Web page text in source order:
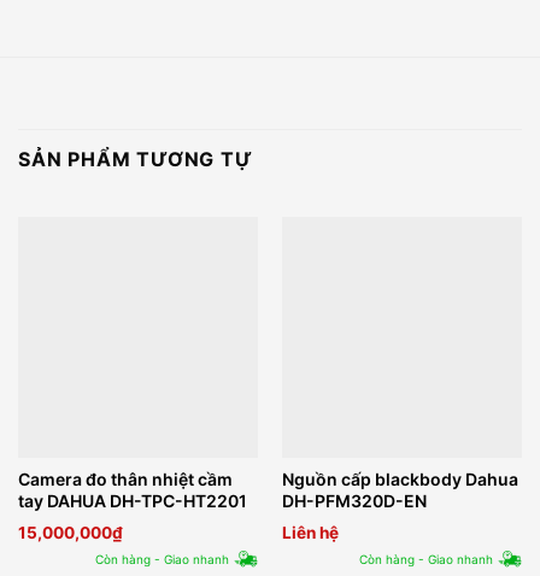
SẢN PHẨM TƯƠNG TỰ
Camera đo thân nhiệt cầm
tay DAHUA DH-TPC-HT2201
15,000,000₫
Còn hàng - Giao nhanh
Nguồn cấp blackbody Dahua
DH-PFM320D-EN
Liên hệ
Còn hàng - Giao nhanh